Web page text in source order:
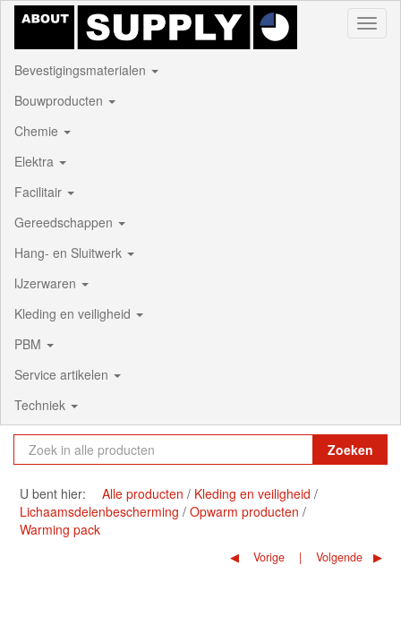
Bevestigingsmaterialen
Bouwproducten
Chemie
Elektra
Facilitair
Gereedschappen
Hang- en Sluitwerk
IJzerwaren
Kleding en veiligheid
PBM
Service artikelen
Techniek
Zoeken
U bent hier: Alle producten
Kleding en veiligheid
Lichaamsdelenbescherming
Opwarm producten
Warming pack
Vorige Volgende